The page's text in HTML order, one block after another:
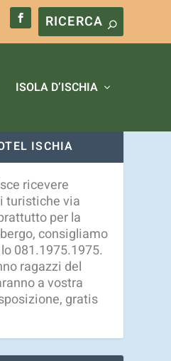
ISOLA D’ISCHIA
ISCHIA
ricevere
turistiche via
per la
consigliamo
081.1975.1975.
ragazzi del
a vostra
gratis
OK